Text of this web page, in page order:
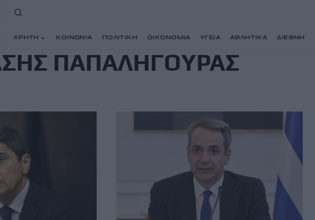
ΚΡΗΤΗ ΚΟΙΝΩΝΙΑ ΠΟΛΙΤΙΚΗ ΟΙΚΟΝΟΜΙΑ ΥΓΕΙΑ ΑΘΛΗΤΙΚΑ ΔΙΕΘΝΗ
ΠΑΠΑΛΗΓΟΥΡΑΣ